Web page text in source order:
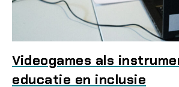
Videogames als
educatie en inclusie